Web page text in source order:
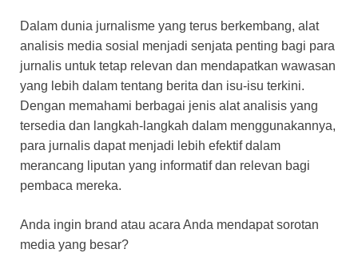
Dalam dunia jurnalisme yang terus berkembang, alat
analisis media sosial menjadi senjata penting bagi para
jurnalis untuk tetap relevan dan mendapatkan wawasan
yang lebih dalam tentang berita dan isu-isu terkini.
Dengan memahami berbagai jenis alat analisis yang
tersedia dan langkah-langkah dalam menggunakannya,
para jurnalis dapat menjadi lebih efektif dalam
merancang liputan yang informatif dan relevan bagi
pembaca mereka.
Anda ingin brand atau acara Anda mendapat sorotan
media yang besar?